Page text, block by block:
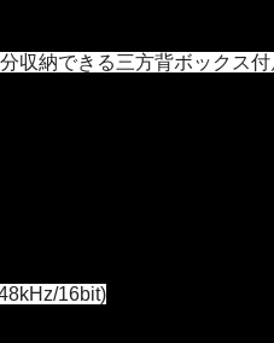
収納できる三方背ボックス付
16bit)